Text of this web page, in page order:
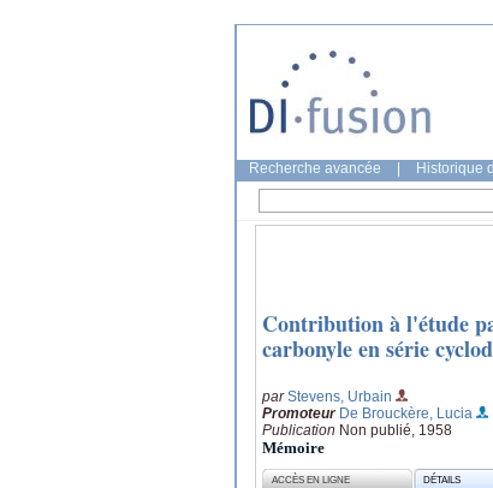
Recherche avancée Historique
Contribution à l'étude
carbonyle en série
parStevens, Urbain
Promoteur De Brouckère, Lucia
Publication Non publié, 1958
Mémoire
ACCÈS EN LIGNE DÉTAILS